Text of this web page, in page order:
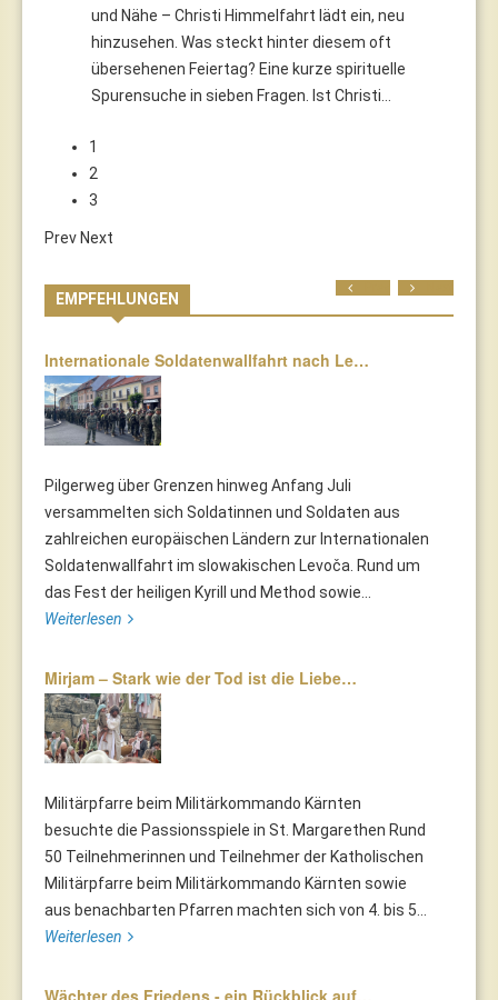
und Nähe – Christi Himmelfahrt lädt ein, neu
hinzusehen. Was steckt hinter diesem oft
übersehenen Feiertag? Eine kurze spirituelle
Spurensuche in sieben Fragen. Ist Christi…
1
2
3
Prev Next
EMPFEHLUNGEN
Internationale Soldatenwallfahrt nach Le…
Pilgerweg über Grenzen hinweg Anfang Juli
versammelten sich Soldatinnen und Soldaten aus
zahlreichen europäischen Ländern zur Internationalen
Soldatenwallfahrt im slowakischen Levoča. Rund um
das Fest der heiligen Kyrill und Method sowie...
Weiterlesen
Mirjam – Stark wie der Tod ist die Liebe…
Militärpfarre beim Militärkommando Kärnten
besuchte die Passionsspiele in St. Margarethen Rund
50 Teilnehmerinnen und Teilnehmer der Katholischen
Militärpfarre beim Militärkommando Kärnten sowie
aus benachbarten Pfarren machten sich von 4. bis 5...
Weiterlesen